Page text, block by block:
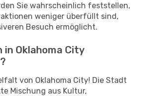
Sie wahrscheinlich feststellen,
weniger überfüllt sind,
Besuch ermöglicht.
in Oklahoma City
von Oklahoma City! Die Stadt
Mischung aus Kultur,